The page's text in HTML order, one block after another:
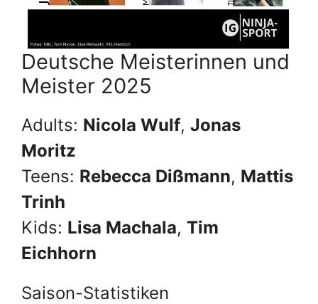
Deutsche Meisterinnen und
Meister 2025
Adults: Nicola Wulf, Jonas
Moritz
Teens: Rebecca Dißmann, Mattis
Trinh
Kids: Lisa Machala, Tim
Eichhorn
Saison-Statistiken